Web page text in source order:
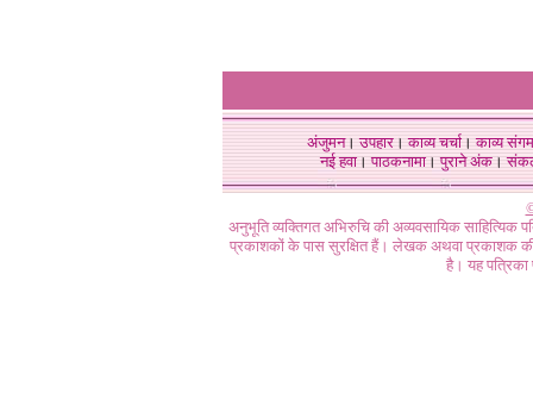
अंजुमन।उपहार।काव्य चर्चा।काव्य संगम
नई हवा। पाठकनामा। पुराने अंक।
अनुभूति व्यक्तिगत अभिरुचि की अव्यवसायिक
प्रकाशकों के पास सुरक्षित हैं। लेखक अथवा प्रकाशक की
है। यह पत्रिका